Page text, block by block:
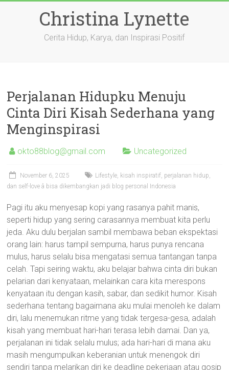
Christina Lynette
Cerita Hidup, Karya, dan Inspirasi Positif
Perjalanan Hidupku Menuju
Cinta Diri Kisah Sederhana yang
Menginspirasi
okto88blog@gmail.com Uncategorized
November 6, 2025
Lifestyle, kisah inspiratif, perjalanan hidup,
dan self-love â bisa dikembangkan jadi blog personal Indonesia
Pagi itu aku menyesap kopi yang rasanya pahit manis,
seperti hidup yang sering carasannya membuat kita perlu
jeda. Aku dulu berjalan sambil membawa beban ekspektasi
orang lain: harus tampil sempurna, harus punya rencana
mulus, harus selalu bisa mengatasi semua tantangan tanpa
celah. Tapi seiring waktu, aku belajar bahwa cinta diri bukan
pelarian dari kenyataan, melainkan cara kita merespons
kenyataan itu dengan kasih, sabar, dan sedikit humor. Kisah
sederhana tentang bagaimana aku mulai menoleh ke dalam
diri, lalu menemukan ritme yang tidak tergesa-gesa, adalah
kisah yang membuat hari-hari terasa lebih damai. Dan ya,
perjalanan ini tidak selalu mulus; ada hari-hari di mana aku
masih mengumpulkan keberanian untuk menengok diri
sendiri tanpa melarikan diri ke deadline pekerjaan atau gosip